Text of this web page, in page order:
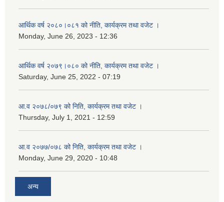
आर्थिक वर्ष २०८०।०८१ को नीति, कार्यक्रम तथा वजेट ।
Monday, June 26, 2023 - 12:36
आर्थिक वर्ष २०७९।०८० को नीति, कार्यक्रम तथा वजेट ।
Saturday, June 25, 2022 - 07:19
आ.व २०७८/०७९ को निति, कार्यक्रम तथा वजेट ।
Thursday, July 1, 2021 - 12:59
आ.व २०७७/०७८ को निति, कार्यक्रम तथा वजेट ।
Monday, June 29, 2020 - 10:48
अन्य